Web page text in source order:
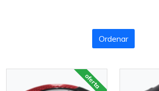
Ordenar
oferta